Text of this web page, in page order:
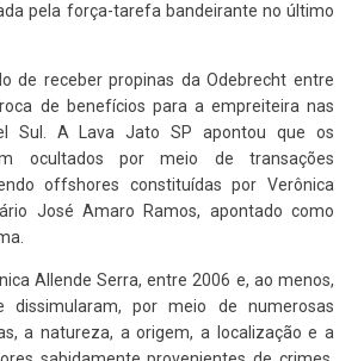
pela força-tarefa bandeirante no último
de receber propinas da Odebrecht entre
de benefícios para a empreiteira nas
Sul. A Lava Jato SP apontou que os
ocultados por meio de transações
offshores constituídas por Verônica
José Amaro Ramos, apontado como
Allende Serra, entre 2006 e, ao menos,
dissimularam, por meio de numerosas
a natureza, a origem, a localização e a